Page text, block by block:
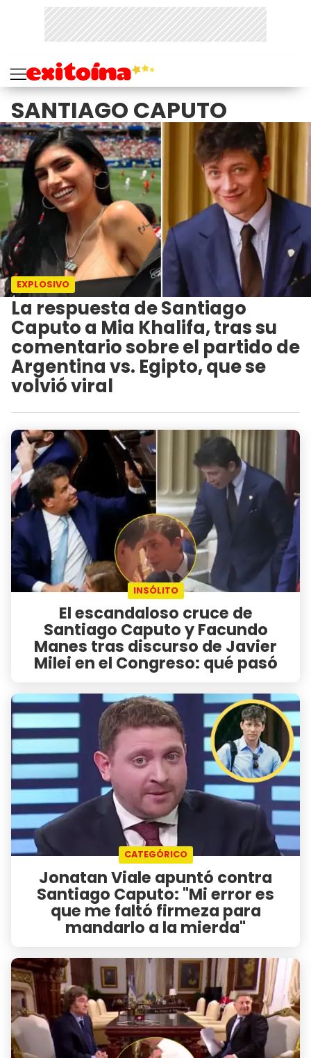
SANTIAGO CAPUTO
EXPLOSIVO
La respuesta de Santiago
Caputo a Mia Khalifa, tras su
comentario sobre el partido de
Argentina vs. Egipto, que se
volvió viral
INSÓLITO
El escandaloso cruce de
Santiago Caputo y Facundo
Manes tras discurso de Javier
Milei en el Congreso: qué pasó
CATEGÓRICO
Jonatan Viale apuntó contra
Santiago Caputo: "Mi error es
que me faltó firmeza para
mandarlo a la mierda"